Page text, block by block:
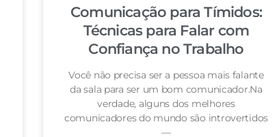
Comunicação para Tímidos:
Técnicas para Falar com
Confiança no Trabalho
Você não precisa ser a pessoa mais falante
da sala para ser um bom comunicador.Na
verdade, alguns dos melhores
comunicadores do mundo são introvertidos
—